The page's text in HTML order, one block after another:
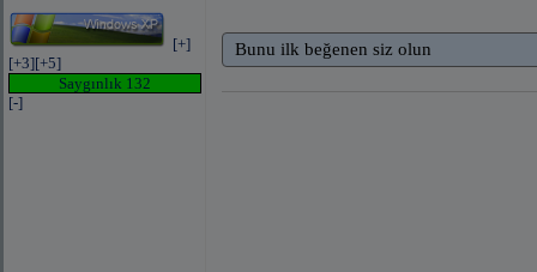
[+]
[+3][+5]
Saygınlık 132
[-]
Bunu ilk beğenen siz olun